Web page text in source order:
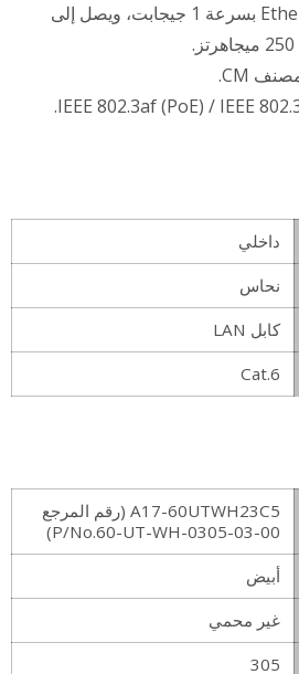
متوافق مع احتياجات Ethernet بسرعة 1 جيجابت، ويصل إلى
داخلي
نحاس
كابل LAN
Cat.6
A17-60UTWH23C5 (رقم المرجع
P/No.60-UT-WH-0305-03-00)
أبيض
غير محمي
305